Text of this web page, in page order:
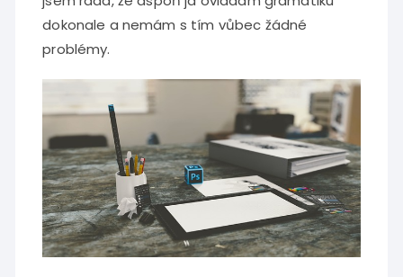
dokonale a nemám s tím vůbec žádné
problémy.